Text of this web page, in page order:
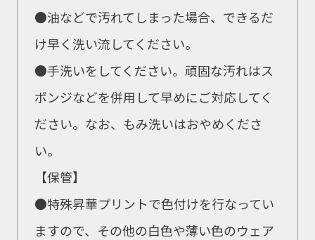
●油などで汚れてしまった場合、できるだ
け早く洗い流してください。
●手洗いをしてください。頑固な汚れはス
ポンジなどを併用して早めにご対応してく
ださい。なお、もみ洗いはおやめくださ
い。
【保管】
●特殊昇華プリントで色付けを行なってい
ますので、その他の白色や薄い色のウェア